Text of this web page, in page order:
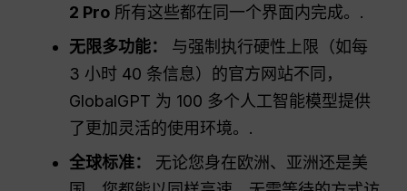
2 Pro 所有这些都在同一个界面内完成。.
无限多功能：
与强制执行硬性上限（如每
3 小时 40 条信息）的官方网站不同，
GlobalGPT 为 100 多个人工智能模型提供
了更加灵活的使用环境。.
全球标准：
无论您身在欧洲、亚洲还是美